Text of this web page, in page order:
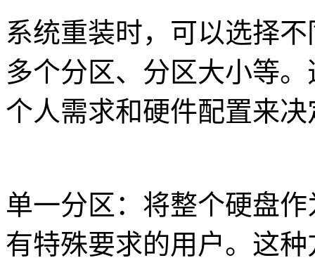
系统重装时，可以选择
多个分区、分区大小等
个人需求和硬件配置来决
单一分区：将整个硬盘
有特殊要求的用户。这